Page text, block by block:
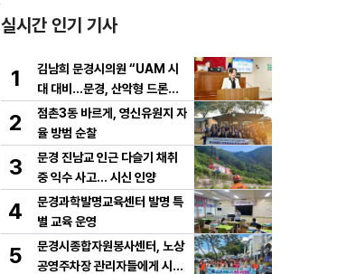
실시간 인기 기사
1
김남희 문경시의원 “UAM 시
대 대비…문경, 산악형 드론산
업 중심도시로 도약해야”
2
점촌3동 바르게, 영신유원지 자
율 방범 순찰
3
문경 진남교 인근 다슬기 채취
중 익수 사고… 시신 인양
4
문경과학발명교육센터 발명 특
별 교육 운영
5
문경시종합자원봉사센터, 노상
공영주차장 관리자들에게 시원